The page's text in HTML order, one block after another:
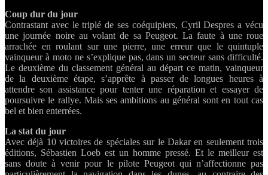
Coup dur du jour
Contrastant avec le triplé de ses coéquipiers, Cyril Despres a vécu
une journée noire au volant de sa Peugeot. La faute à une roue
arrachée en roulant sur une pierre, une erreur que le quintuple
vainqueur à moto ne s’explique pas, dans un secteur sans difficulté.
Le deuxième du classement général au départ ce matin, vainqueur
de la deuxième étape, s’apprête à passer de longues heures à
attendre son assistance pour tenter une réparation et essayer de
poursuivre le rallye. Mais ses ambitions au général sont en tout cas
bel et bien enterrées.
La stat du jour
Avec déjà 10 victoires de spéciales sur le Dakar en seulement trois
éditions, Sébastien Loeb est un homme pressé. Et le meilleur est
sans doute à venir pour le pilote Peugeot qui n’affectionne pas